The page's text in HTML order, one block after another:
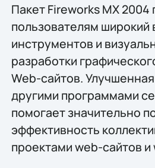
Пакет Fireworks MX 2004
пользователям
инструментов и
разработки
Web-сайтов.
другими программами
помогает значительно
эффективность
проектами web-сайтов